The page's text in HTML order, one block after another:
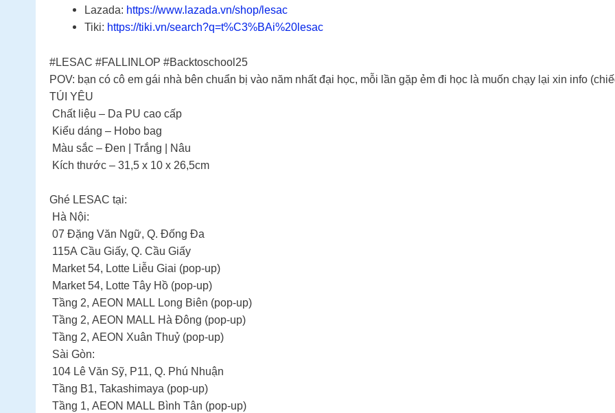
Lazada: https://www.lazada.vn/shop/lesac
Tiki: https://tiki.vn/search?q=t%C3%BAi%20lesac
#LESAC #FALLINLOP #Backtoschool25
POV: bạn có cô em gái nhà bên chuẩn bị vào năm nhất đại học, mỗi lần gặp ẻm đi học là muốn chạy lại xin info
TÚI YÊU
Chất liệu – Da PU cao cấp
Kiểu dáng – Hobo bag
Màu sắc – Đen | Trắng | Nâu
Kích thước – 31,5 x 10 x 26,5cm
Ghé LESAC tại:
Hà Nội:
07 Đặng Văn Ngữ, Q. Đống Đa
115A Cầu Giấy, Q. Cầu Giấy
Market 54, Lotte Liễu Giai (pop-up)
Market 54, Lotte Tây Hồ (pop-up)
Tầng 2, AEON MALL Long Biên (pop-up)
Tầng 2, AEON MALL Hà Đông (pop-up)
Tầng 2, AEON Xuân Thuỷ (pop-up)
Sài Gòn:
104 Lê Văn Sỹ, P11, Q. Phú Nhuận
Tầng B1, Takashimaya (pop-up)
Tầng 1, AEON MALL Bình Tân (pop-up)